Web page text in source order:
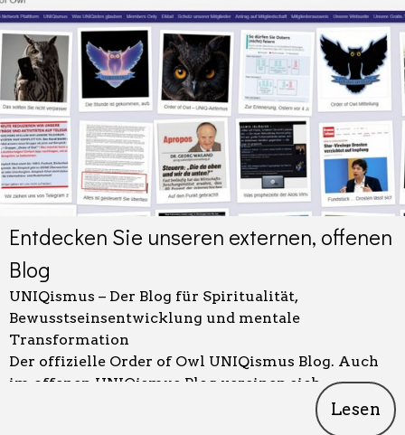
Entdecken Sie unseren externen, offenen
Blog
UNIQismus – Der Blog für Spiritualität,
Bewusstseinsentwicklung und mentale
Transformation
Der offizielle Order of Owl UNIQismus Blog. Auch
im offenen UNIQismus Blog vereinen sich
Spiritualität, moderne Zukunftsforschung,
Lesen